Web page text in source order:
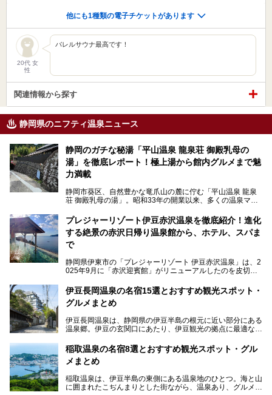
他にも1種類の電子チケットがあります
20代 女
性
バレルサウナ最高です！
関連情報から探す
静岡県のニフティ温泉ニュース
静岡のガチな秘湯「平山温泉 龍泉荘 御殿乳母の
湯」を徹底レポート！極上湯から館内グルメまで魅
力満載
静岡市葵区、自然豊かな竜爪山の麓に佇む「平山温泉 龍泉
荘 御殿乳母の湯」。昭和33年の開業以来、多くの温泉マニ
極上温泉です。お湯はもちろん、実はグルメも揃っているん
です。多くのファンを持つ、その圧倒的なこだわりと魅力を
解説します。
プレジャーリゾート伊豆赤沢温泉を徹底紹介！進化
する絶景の赤沢日帰り温泉館から、ホテル、スパま
で
静岡県伊東市の「プレジャーリゾート 伊豆赤沢温泉」は、2
025年9月に「赤沢迎賓館」がリニューアルしたのを皮切り
館」、「RED 28 HOTEL」がリニューアル。さらにこのあ
とグランピング施設のGRAX EARTH FIELD（グラックスア
ースフィールド）、大型屋内アミューズメント施設のPLEA
予定。
ャー施設など、現在リニューアルオープンしている施設を中
心に、家族連れでも大人だけでも、おひとりさまでも多彩な
楽しみ方ができる「プレジャーリゾート 伊豆赤沢温泉」を
───
伊豆長岡温泉の名宿15選とおすすめ観光スポット・
グルメまとめ
伊豆長岡温泉は、静岡県の伊豆半島の根元に近い部分にある
温泉郷。伊豆の玄関口にあたり、伊豆観光の拠点に最適な立
ちろん日帰りでも楽しめるのが魅力です。
この記事では、伊豆長岡温泉の歴史や魅力、おすすめの宿を
る温泉施設も紹介します！
稲取温泉の名宿8選とおすすめ観光スポット・グル
メまとめ
稲取温泉は、伊豆半島の東側にある温泉地のひとつ。海と山
に囲まれたこぢんまりとした街ながら、温泉あり、グルメあ